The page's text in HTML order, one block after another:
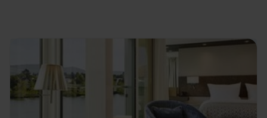
Flachbildschirm-TV, individuell regulierbarer Klimaanlage,
Dusche/WC, Haartrockner, Telefon und Safe. Auf Anfrage sind
Kabinen mit Verbindungstüren verfügbar. Daneben stehen
Kabinen mit 16 Quadratmetern und komfortabler
Ausstattung zur Auswahl. Hier kann das Aussichtsfenster
nicht geöffnet werden. Die AMADEUS Suite ist mit 26,4